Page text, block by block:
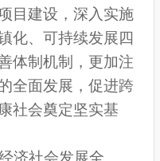
目建设，深入实施
化、可持续发展四
体制机制，更加注
全面发展，促进跨
社会奠定坚实基